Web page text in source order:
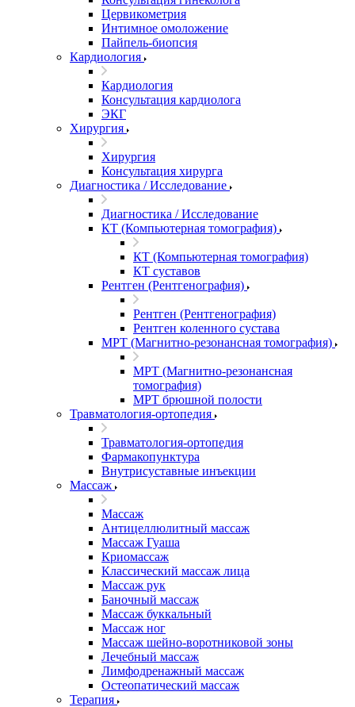
Цервикометрия
Интимное омоложение
Пайпель-биопсия
Кардиология
Кардиология
Консультация кардиолога
ЭКГ
Хирургия
Хирургия
Консультация хирурга
Диагностика / Исследование
Диагностика / Исследование
КТ (Компьютерная томография)
КТ (Компьютерная томография)
КТ суставов
Рентген (Рентгенография)
Рентген (Рентгенография)
Рентген коленного сустава
МРТ (Магнитно-резонансная томография)
МРТ (Магнитно-резонансная
томография)
МРТ брюшной полости
Травматология-ортопедия
Травматология-ортопедия
Фармакопунктура
Внутрисуставные инъекции
Массаж
Массаж
Антицеллюлитный массаж
Массаж Гуаша
Криомассаж
Классический массаж лица
Массаж рук
Баночный массаж
Массаж буккальный
Массаж ног
Массаж шейно-воротниковой зоны
Лечебный массаж
Лимфодренажный массаж
Остеопатический массаж
Терапия